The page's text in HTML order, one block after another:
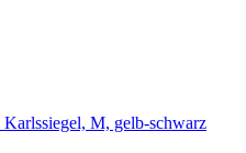
M, gelb-schwarz